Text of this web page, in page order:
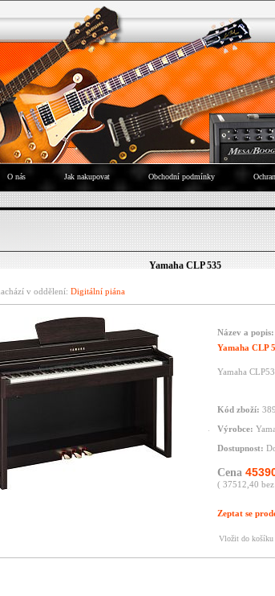
O nás Jak nakupovat Obchodní podmínky
Yamaha CLP 535
v oddělení: Digitální piána
Název a popis:
Yamaha CLP
Yamaha
Kód zboží:
Výrobce:
Dostupnost:
Cena
( 37512,40
Zeptat se
Vložit do košíku